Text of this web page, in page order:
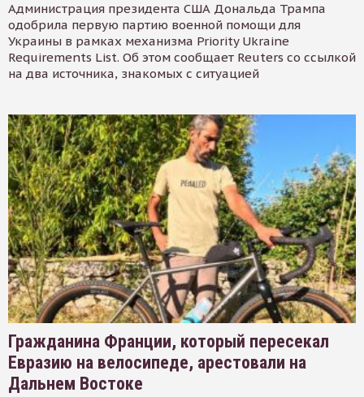
Администрация президента США Дональда Трампа
одобрила первую партию военной помощи для
Украины в рамках механизма Priority Ukraine
Requirements List. Об этом сообщает Reuters со ссылкой
на два источника, знакомых с ситуацией
Гражданина Франции, который пересекал
Евразию на велосипеде, арестовали на
Дальнем Востоке